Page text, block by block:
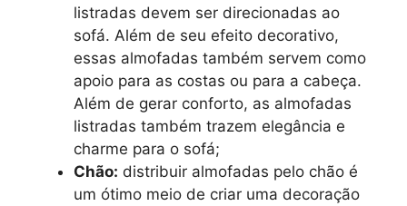
listradas devem ser direcionadas ao
sofá. Além de seu efeito decorativo,
essas almofadas também servem como
apoio para as costas ou para a cabeça.
Além de gerar conforto, as almofadas
listradas também trazem elegância e
charme para o sofá;
Chão: distribuir almofadas pelo chão é
um ótimo meio de criar uma decoração